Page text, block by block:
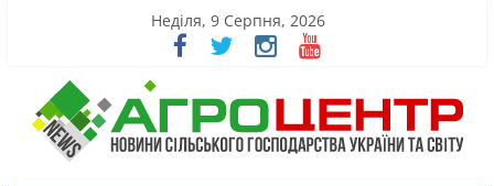
Неділя, 9 Серпня, 2026